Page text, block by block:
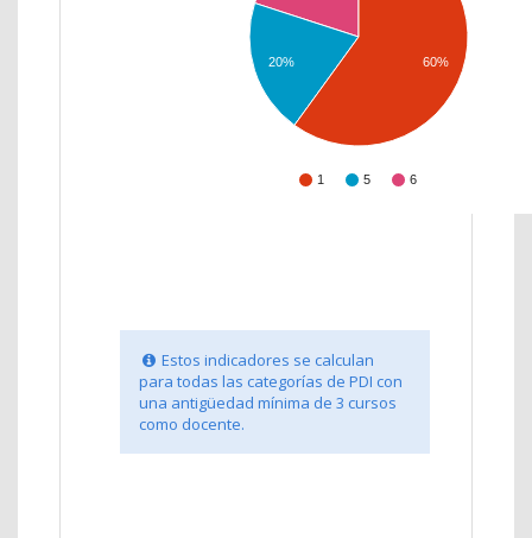
1 5 6
20% 60%
Estos indicadores se calculan
para todas las categorías de PDI con
una antigüedad mínima de 3 cursos
como docente.